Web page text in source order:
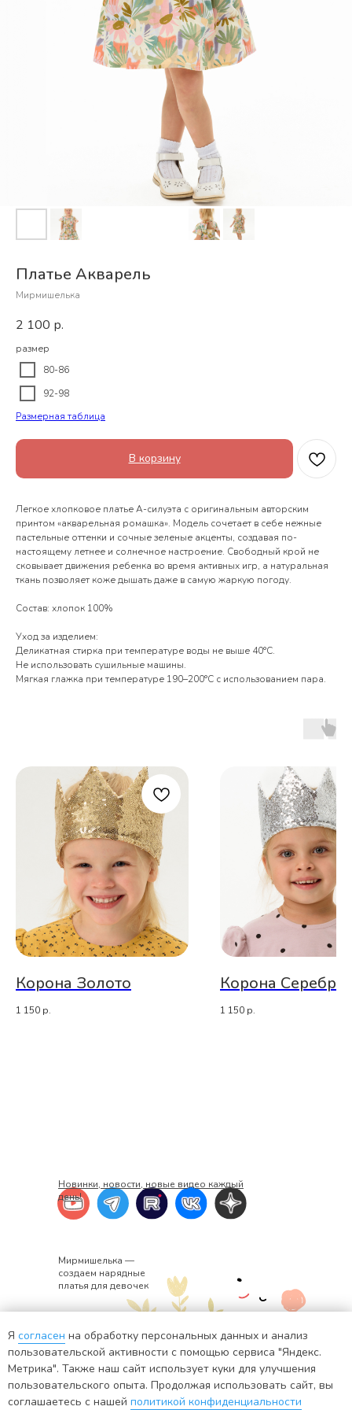
Платье Акварель
Мирмишелька
2 100 р.
размер
80-86
92-98
Размерная таблица
В корзину
Легкое хлопковое платье А-силуэта с оригинальным авторским
принтом «акварельная ромашка». Модель сочетает в себе нежные
пастельные оттенки и сочные зеленые акценты, создавая по-
настоящему летнее и солнечное настроение. Свободный крой не
сковывает движения ребенка во время активных игр, а натуральная
ткань позволяет коже дышать даже в самую жаркую погоду.
Состав: хлопок 100%
Уход за изделием:
Деликатная стирка при температуре воды не выше 40°С.
Не использовать сушильные машины.
Мягкая глажка при температуре 190–200°С с использованием пара.
Корона Золото
1 150 р.
Корона Серебро
1 150 р.
Мирмишелька —
создаем нарядные
платья для девочек
info@mirmishelka.ru
+7 920 382-34-02 ИНН: 441401571176
Новинки, новости, новые видео каждый
день!
ИП Шадрина Екатерина Евгеньевна
Я согласен на обработку персональных данных и анализ
пользовательской активности с помощью сервиса "Яндекс.
Метрика". Также наш сайт использует куки для улучшения
пользовательского опыта. Продолжая использовать сайт, вы
соглашаетесь с нашей политикой конфиденциальности